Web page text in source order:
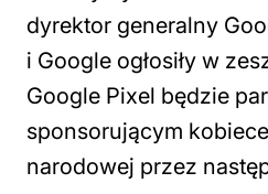
dyrektor generalny
i Google ogłosiły w
Google Pixel będzie
sponsorującym
narodowej przez